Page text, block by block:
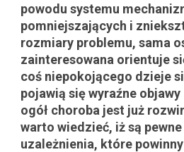
powodu systemu
pomniejszających i
rozmiary problemu, sama
zainteresowana orientuje
coś niepokojącego dzieje
pojawią się wyraźne
ogół choroba jest już
warto wiedzieć, iż są
uzależnienia, które